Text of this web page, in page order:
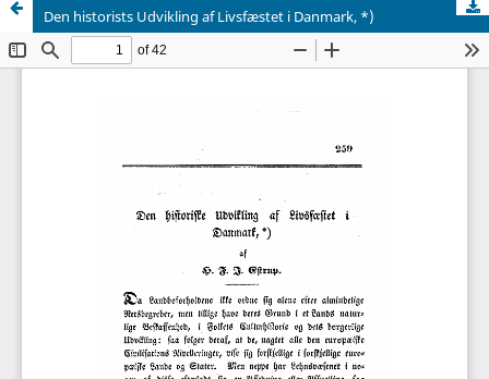
Den historists Udvikling af Livsfæstet i Danmark, *)